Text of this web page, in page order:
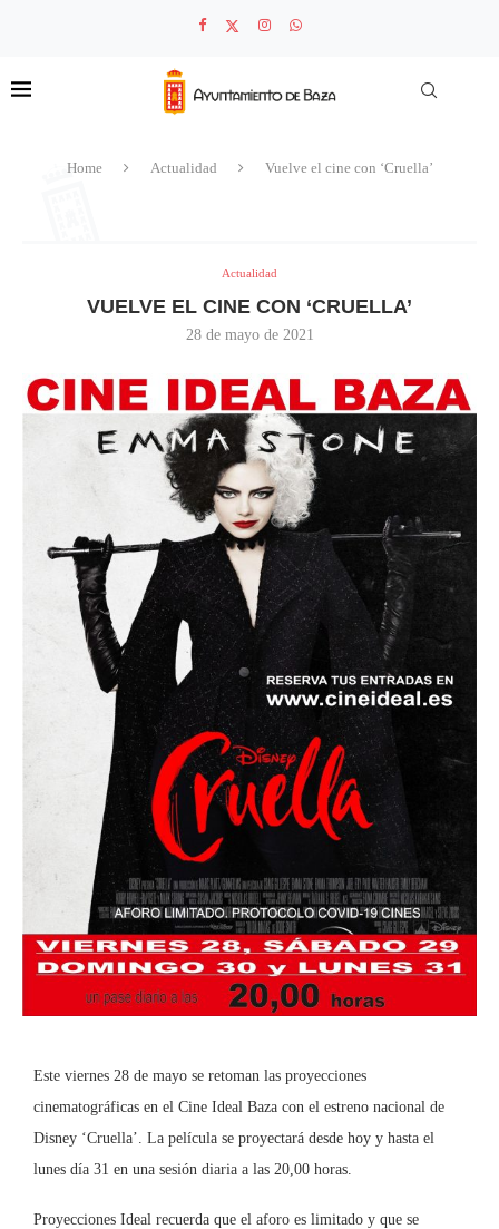
Home Actualidad Vuelve el cine con ‘Cruella’
Actualidad
VUELVE EL CINE CON ‘CRUELLA’
28 de mayo de 2021
Este viernes 28 de mayo se retoman las proyecciones
cinematográficas en el Cine Ideal Baza con el estreno nacional de
Disney ‘Cruella’. La película se proyectará desde hoy y hasta el
lunes día 31 en una sesión diaria a las 20,00 horas.
Proyecciones Ideal recuerda que el aforo es limitado y que se